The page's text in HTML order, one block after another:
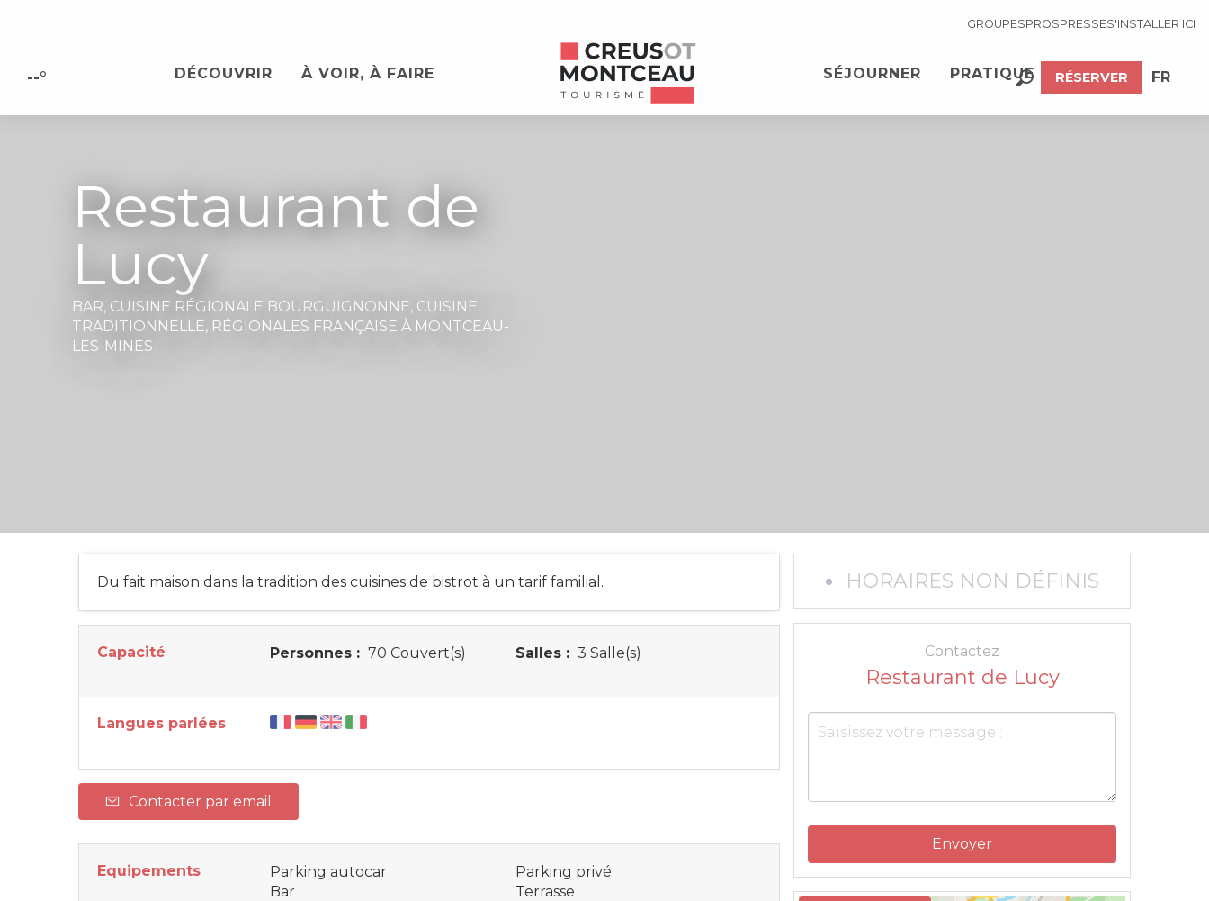
principal
--° RÉSERVER
Recherche
FR
GROUPESPROSPRESSES'INSTALLER ICI
DÉCOUVRIR À VOIR, À FAIRE SÉJOURNER PRATIQUE
Restaurant de
Lucy
BAR, CUISINE RÉGIONALE BOURGUIGNONNE, CUISINE
TRADITIONNELLE, RÉGIONALES FRANÇAISE À MONTCEAU-
LES-MINES
Du fait maison dans la tradition des cuisines de bistrot à un tarif familial.
Capacité Personnes : 70 Couvert(s) Salles : 3 Salle(s)
Langues parlées
Contacter par email
Equipements
Parking autocar
Bar
Parking privé
Terrasse
HORAIRES NON DÉFINIS
Contactez
Restaurant de Lucy
Envoyer